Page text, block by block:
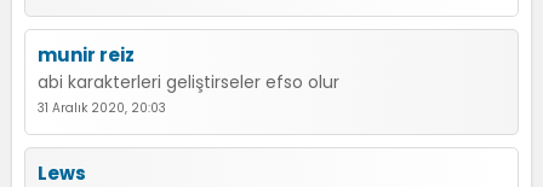
munir reiz
abi karakterleri geliştirseler efso olur
31 Aralık 2020, 20:03
Lews